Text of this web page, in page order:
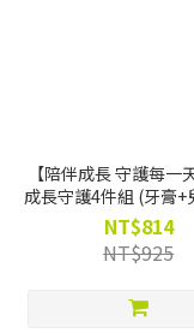
【陪伴成長 守護每一
成長守護4件組 (牙膏+
+漱口水200ml*2) -限
(買就贈Pato Pato
字巧拼)
NT$814
NT$925